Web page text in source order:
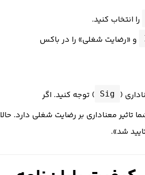
را انتخاب کنید.
و «رضایت شغلی» را در باکس
(
Sig ) توجه کنید. اگر
معناداری بر رضایت شغلی دارد. حالا
شد».